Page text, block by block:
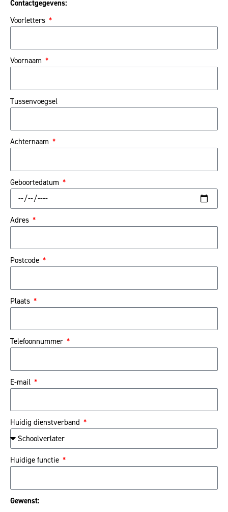
Contactgegevens:
Voorletters
Voornaam
Tussenvoegsel
Achternaam
Geboortedatum
Adres
Postcode
Plaats
Telefoonnummer
E-mail
Huidig dienstverband
Huidige functie
Gewenst: